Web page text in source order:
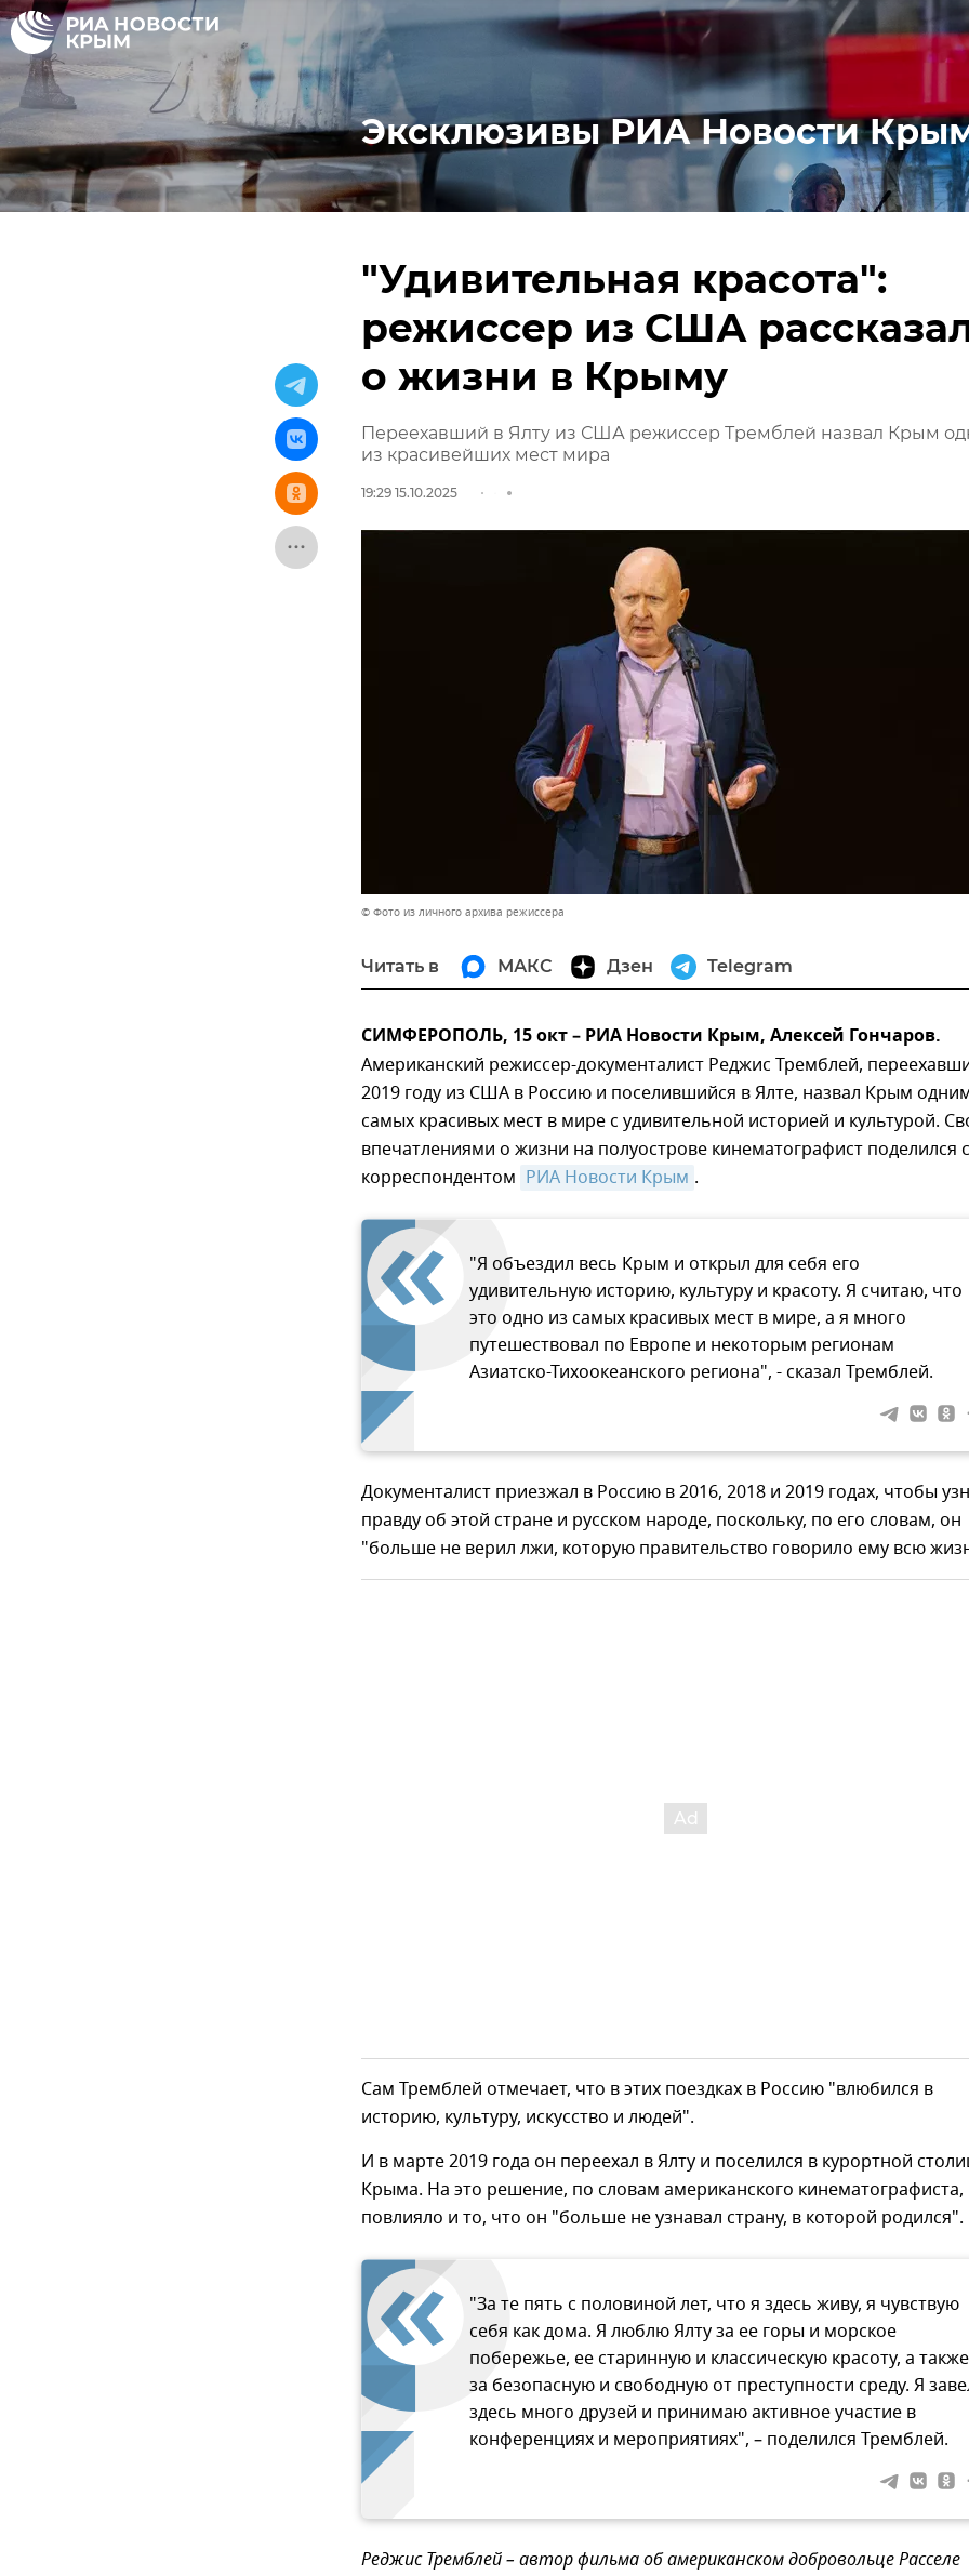
Эксклюзивы РИА Новости
"Удивительная красота":
режиссер из США
о жизни в Крыму
Переехавший в Ялту из США режиссер Тремблей назвал Крым
из красивейших мест мира
19:29 15.10.2025
© Фото из личного архива режиссера
Читать в МАКС Дзен Telegram
СИМФЕРОПОЛЬ, 15 окт – РИА Новости Крым, Алексей Гончаров.
Американский режиссер-документалист Реджис Тремблей,
2019 году из США в Россию и поселившийся в Ялте, назвал Крым
самых красивых мест в мире с удивительной историей и культурой.
впечатлениями о жизни на полуострове кинематографист поделился с
корреспондентом РИА Новости Крым .
"Я объездил весь Крым и открыл для себя его
удивительную историю, культуру и красоту. Я считаю, что
это одно из самых красивых мест в мире, а я много
путешествовал по Европе и некоторым регионам
Азиатско-Тихоокеанского региона", - сказал Тремблей.
Документалист приезжал в Россию в 2016, 2018 и 2019 годах, чтобы
правду об этой стране и русском народе, поскольку, по его словам, он
"больше не верил лжи, которую правительство говорило ему всю
Сам Тремблей отмечает, что в этих поездках в Россию "влюбился в
историю, культуру, искусство и людей".
И в марте 2019 года он переехал в Ялту и поселился в курортной
Крыма. На это решение, по словам американского кинематографиста,
повлияло и то, что он "больше не узнавал страну, в которой родился".
"За те пять с половиной лет, что я здесь живу, я чувствую
себя как дома. Я люблю Ялту за ее горы и морское
побережье, ее старинную и классическую красоту, а также
за безопасную и свободную от преступности среду. Я
здесь много друзей и принимаю активное участие в
конференциях и мероприятиях", – поделился Тремблей.
Реджис Тремблей – автор фильма об американском добровольце Расселе